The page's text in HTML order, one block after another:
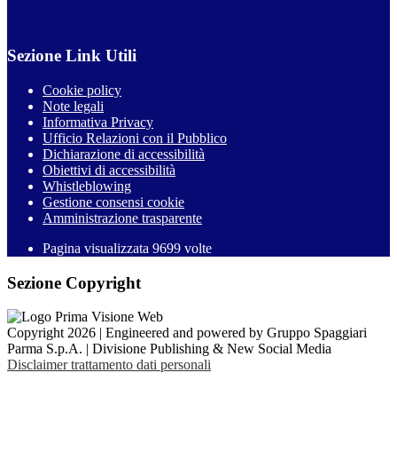
Sezione Link Utili
Cookie policy
Note legali
Informativa Privacy
Ufficio Relazioni con il Pubblico
Dichiarazione di accessibilità
Obiettivi di accessibilità
Whistleblowing
Gestione consensi cookie
Amministrazione trasparente
Pagina visualizzata 9699 volte
Sezione Copyright
Copyright 2026 | Engineered and powered by Gruppo Spaggiari
Parma S.p.A. | Divisione Publishing & New Social Media
Disclaimer trattamento dati personali